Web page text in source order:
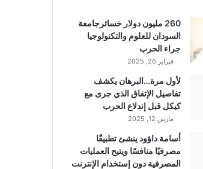
260 مليون دولار خسائرجامعة
السودان للعلوم والتكنولوجيا
جراء الحرب
فبراير 26, 2025
لأول مرة…البرهان يكشف
تفاصيل الإتفاق الذي جرى مع
كيكل قبل إندلاع الحرب
مارس 12, 2025
أسامة داؤود ينشئ تطبيقًا
مصرفيًا منافسًا ويتيح العمليات
المصرفية دون إستخدام الإنترنت